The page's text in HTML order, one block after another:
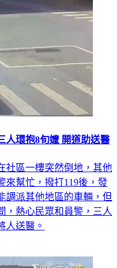
人環抱8旬嬤 開道助送醫
社區一樓突然倒地，其他
來幫忙，撥打119後，發
調派其他地區的車輛，但
，熱心民眾和員警，三人
人送醫。